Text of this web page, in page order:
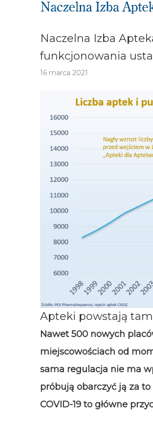
Naczelna Izba
funkcjonowania
16 marca 2021
Apteki powstają
Nawet 500 nowych
miejscowościach od
sama regulacja nie ma
próbują obarczyć ją za
COVID-19 to główne